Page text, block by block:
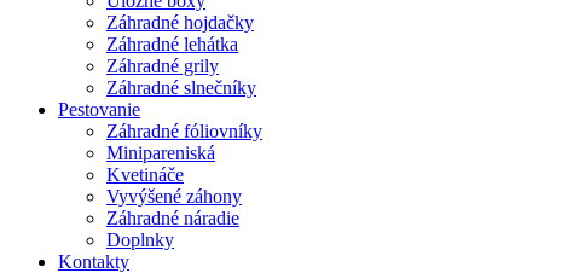
Záhradné hojdačky
Záhradné lehátka
Záhradné grily
Záhradné slnečníky
Pestovanie
Záhradné fóliovníky
Minipareniská
Kvetináče
Vyvýšené záhony
Záhradné náradie
Doplnky
Kontakty